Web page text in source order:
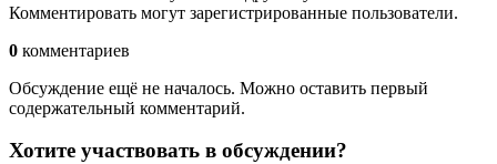
Комментировать могут зарегистрированные пользователи.
0 комментариев
Обсуждение ещё не началось. Можно оставить первый
содержательный комментарий.
Хотите участвовать в обсуждении?